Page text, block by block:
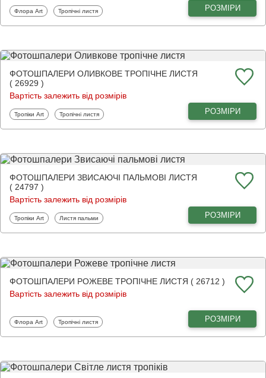
Фотошпалери
Флора Art Фотошпалери
Тропічні листя РОЗМІРИ
ФОТОШПАЛЕРИ ОЛИВКОВЕ ТРОПІЧНЕ ЛИСТЯ
( 26929 )
Вартість залежить від розмірів
Фотошпалери
Тропіки Art Фотошпалери
Тропічні листя РОЗМІРИ
ФОТОШПАЛЕРИ ЗВИСАЮЧІ ПАЛЬМОВІ ЛИСТЯ
( 24797 )
Вартість залежить від розмірів
Фотошпалери
Тропіки Art Фотошпалери
Листя пальми РОЗМІРИ
ФОТОШПАЛЕРИ РОЖЕВЕ ТРОПІЧНЕ ЛИСТЯ ( 26712 )
Вартість залежить від розмірів
Фотошпалери
Флора Art Фотошпалери
Тропічні листя РОЗМІРИ